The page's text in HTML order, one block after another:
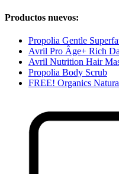
Productos nuevos:
Propolia Gentle
Avril Pro Âge+ Rich
Avril Nutrition Hair
Propolia Body Scrub
FREE! Organics